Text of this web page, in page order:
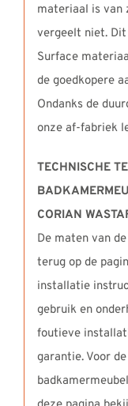
materiaal is van
vergeelt niet.
Surface
de goedkopere
Ondanks de
onze af-fabriek
TECHNISCHE
CORIAN
De maten van
terug op de
installatie
gebruik en
foutieve
garantie. Voor